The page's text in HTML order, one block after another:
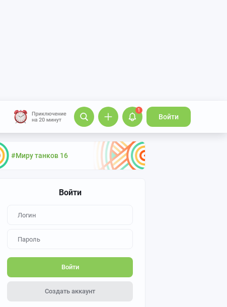
1
Войти
#Миру танков 16
Войти
Войти
Создать аккаунт